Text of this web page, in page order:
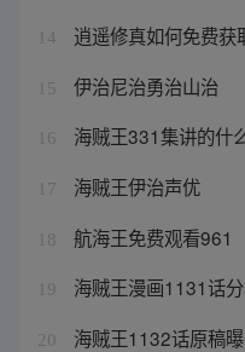
14 逍遥修真如何免费获
15 伊治尼治勇治山治
16 海贼王331集讲的什
17 海贼王伊治声优
18 航海王免费观看961
19 海贼王漫画1131话
20 海贼王1132话原稿